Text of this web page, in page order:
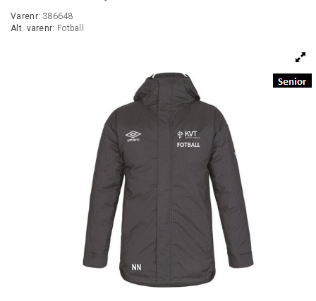
Varenr: 386648
Alt. varenr: Fotball